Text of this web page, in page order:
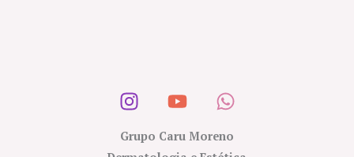
Grupo Caru Moreno